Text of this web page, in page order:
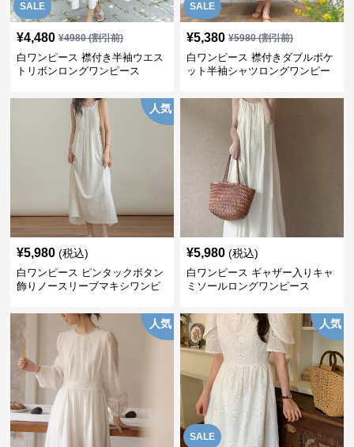
SALE
¥4,480 ¥4980(割引前)
白ワンピース 襟付き半袖ウエス
トリボンロングワンピース
SALE
¥5,380 ¥5980(割引前)
白ワンピース 襟付きダブルポケ
ット半袖シャツロングワンピー
人気
¥5,980 (税込)
白ワンピース ピンタックボタン
飾りノースリーブマキシワンピ
¥5,980 (税込)
白ワンピース ギャザー入りキャ
ミソールロングワンピース
人気
SALE
人気